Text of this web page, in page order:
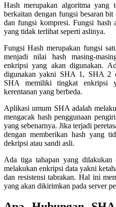
Hash merupakan algoritma
berkaitan dengan fungsi besaran
dan fungsi kompresi. Fungsi hash
yang tidak terlihat seperti aslinya.
Fungsi Hash merupakan fungsi
menjadi nilai hash masing-
enkripsi yang akan digunakan.
digunakan yakni SHA 1, SHA 2
SHA memiliki tingkat enkripsi
kerentanan yang berbeda.
Aplikasi umum SHA adalah
mengacak hash penggunaan
yang sebenarnya. Jika terjadi
dengan memberikan hash yang
dekripsi atau sandi asli.
Ada tiga tahapan yang
melakukan enkripsi data yakni
dan resistensi tabrakan. Hal ini
yang akan dikirimkan pada server